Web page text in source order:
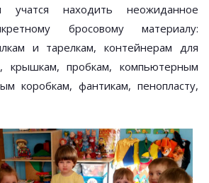
учатся находить неожиданное
бросовому материалу:
и тарелкам, контейнерам для
крышкам, пробкам, компьютерным
коробкам, фантикам, пенопласту,